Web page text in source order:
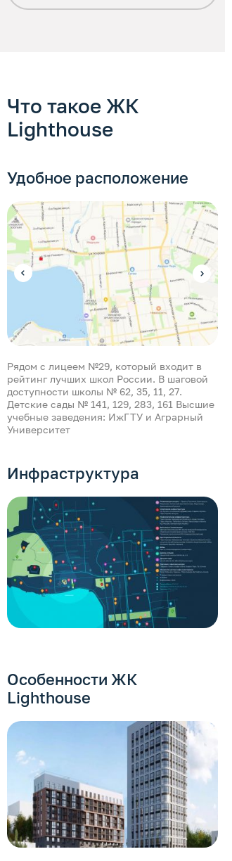
Что такое ЖК
Lighthouse
Удобное расположение
Рядом с лицеем №29, который входит в
рейтинг лучших школ России. В шаговой
доступности школы № 62, 35, 11, 27.
Детские сады № 141, 129, 283, 161 Высшие
учебные заведения: ИжГТУ и Аграрный
Университет
Инфраструктура
Особенности ЖК
Lighthouse